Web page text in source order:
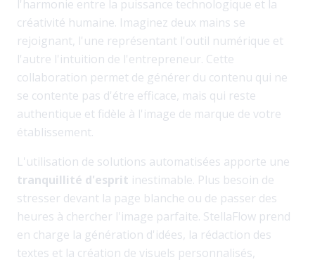
l'harmonie entre la puissance technologique et la
créativité humaine. Imaginez deux mains se
rejoignant, l'une représentant l'outil numérique et
l'autre l'intuition de l'entrepreneur. Cette
collaboration permet de générer du contenu qui ne
se contente pas d'étre efficace, mais qui reste
authentique et fidèle à l'image de marque de votre
établissement.
L'utilisation de solutions automatisées apporte une
tranquillité d'esprit inestimable. Plus besoin de
stresser devant la page blanche ou de passer des
heures à chercher l'image parfaite. StellaFlow prend
en charge la génération d'idées, la rédaction des
textes et la création de visuels personnalisés,